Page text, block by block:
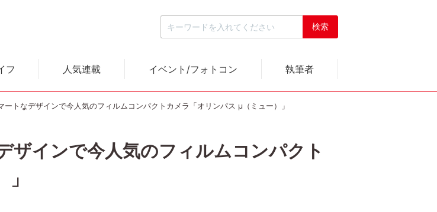
フ 人気連載 イベント/フォトコン 執筆者
ートなデザインで今人気のフィルムコンパクトカメラ「オリンパス μ（ミュー）」
ザインで今人気のフィルムコンパクト